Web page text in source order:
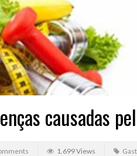
causadas
1.699 Views